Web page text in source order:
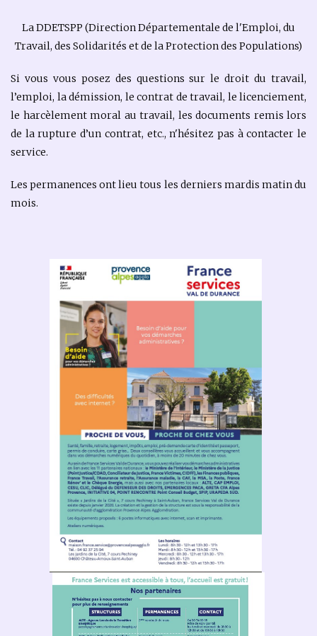
La DDETSPP (Direction Départementale de l'Emploi, du
Travail, des Solidarités et de la Protection des Populations)
Si vous vous posez des questions sur le droit du travail,
l’emploi, la démission, le contrat de travail, le licenciement,
le harcèlement moral au travail, les documents remis lors
de la rupture d’un contrat, etc., n'hésitez pas à contacter le
service.
Les permanences ont lieu tous les derniers mardis matin du
mois.